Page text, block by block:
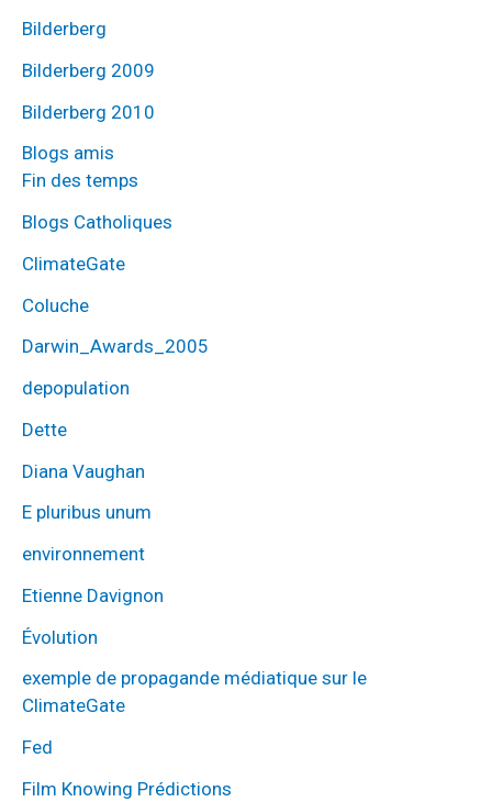
Bilderberg
Bilderberg 2009
Bilderberg 2010
Blogs amis
Fin des temps
Blogs Catholiques
ClimateGate
Coluche
Darwin_Awards_2005
depopulation
Dette
Diana Vaughan
E pluribus unum
environnement
Etienne Davignon
Évolution
exemple de propagande médiatique sur le
ClimateGate
Fed
Film Knowing Prédictions